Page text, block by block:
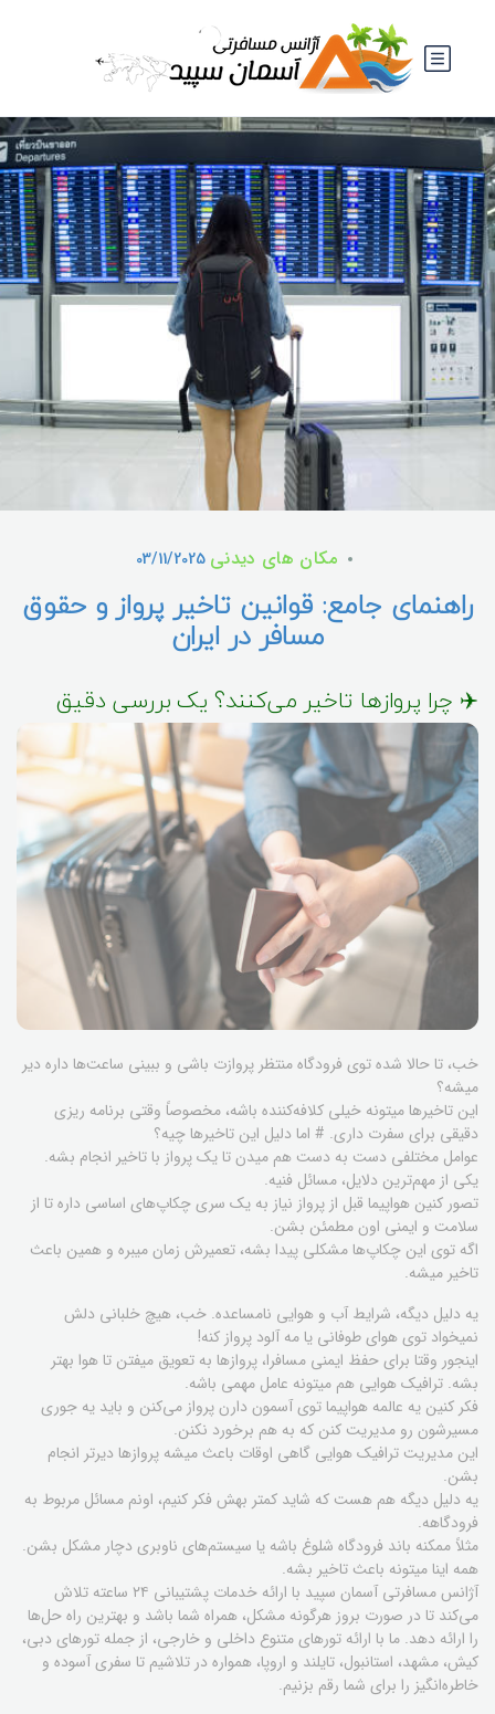
مکان های دیدنی
راهنمای جامع: قوانین تاخیر پرواز و حقوق
مسافر در ایران
✈️ چرا پروازها تاخیر می‌کنند؟ یک بررسی دقیق
خب، تا حالا شده توی فرودگاه منتظر پروازت باشی و ببینی ساعت‌ها داره دیر
میشه؟
این تاخیرها میتونه خیلی کلافه‌کننده باشه، مخصوصاً وقتی برنامه ریزی
دقیقی برای سفرت داری. # اما دلیل این تاخیرها چیه؟
عوامل مختلفی دست به دست هم میدن تا یک پرواز با تاخیر انجام بشه.
یکی از مهم‌ترین دلایل، مسائل فنیه.
تصور کنین هواپیما قبل از پرواز نیاز به یک سری چکاپ‌های اساسی داره تا از
سلامت و ایمنی اون مطمئن بشن.
اگه توی این چکاپ‌ها مشکلی پیدا بشه، تعمیرش زمان میبره و همین باعث
تاخیر میشه.
یه دلیل دیگه، شرایط آب و هوایی نامساعده. خب، هیچ خلبانی دلش
نمیخواد توی هوای طوفانی یا مه آلود پرواز کنه!
اینجور وقتا برای حفظ ایمنی مسافرا، پروازها به تعویق میفتن تا هوا بهتر
بشه. ترافیک هوایی هم میتونه عامل مهمی باشه.
فکر کنین یه عالمه هواپیما توی آسمون دارن پرواز می‌کنن و باید یه جوری
مسیرشون رو مدیریت کنن که به هم برخورد نکنن.
این مدیریت ترافیک هوایی گاهی اوقات باعث میشه پروازها دیرتر انجام
بشن.
یه دلیل دیگه هم هست که شاید کمتر بهش فکر کنیم، اونم مسائل مربوط به
فرودگاهه.
مثلاً ممکنه باند فرودگاه شلوغ باشه یا سیستم‌های ناوبری دچار مشکل بشن.
همه اینا میتونه باعث تاخیر بشه.
آژانس مسافرتی آسمان سپید با ارائه خدمات پشتیبانی ۲۴ ساعته تلاش
می‌کند تا در صورت بروز هرگونه مشکل، همراه شما باشد و بهترین راه حل‌ها
را ارائه دهد. ما با ارائه تورهای متنوع داخلی و خارجی، از جمله تورهای دبی،
کیش، مشهد، استانبول، تایلند و اروپا، همواره در تلاشیم تا سفری آسوده و
خاطره‌انگیز را برای شما رقم بزنیم.